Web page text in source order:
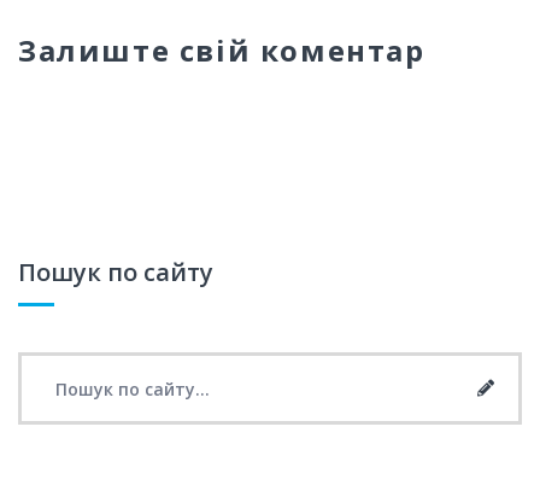
Залиште свій коментар
Пошук по сайту